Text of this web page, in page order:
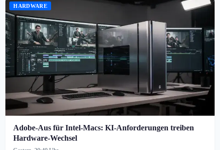
HARDWARE
Adobe-Aus für Intel-Macs: KI-Anforderungen treiben
Hardware-Wechsel